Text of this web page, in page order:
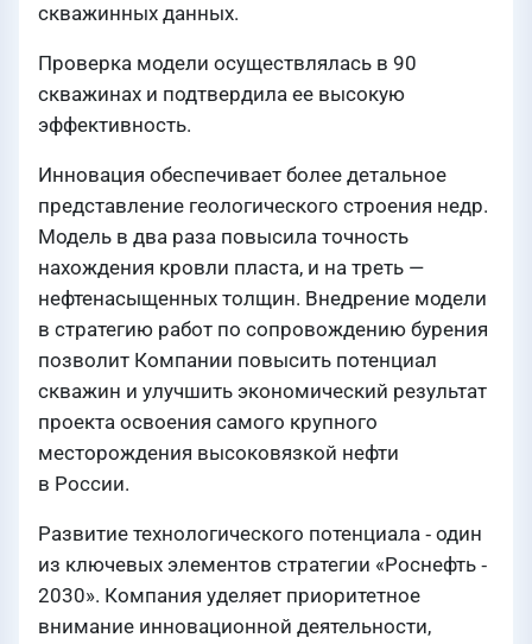
скважинных данных.
Проверка модели осуществлялась в 90
скважинах и подтвердила ее высокую
эффективность.
Инновация обеспечивает более детальное
представление геологического строения недр.
Модель в два раза повысила точность
нахождения кровли пласта, и на треть —
нефтенасыщенных толщин. Внедрение модели
в стратегию работ по сопровождению бурения
позволит Компании повысить потенциал
скважин и улучшить экономический результат
проекта освоения самого крупного
месторождения высоковязкой нефти
в России.
Развитие технологического потенциала ‑ один
из ключевых элементов стратегии «Роснефть ‑
2030». Компания уделяет приоритетное
внимание инновационной деятельности,